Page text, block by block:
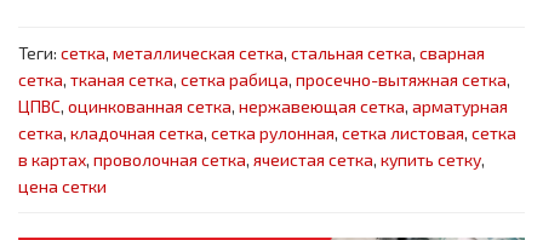
Теги: сетка, металлическая сетка, стальная сетка, сварная
сетка, тканая сетка, сетка рабица, просечно-вытяжная сетка,
ЦПВС, оцинкованная сетка, нержавеющая сетка, арматурная
сетка, кладочная сетка, сетка рулонная, сетка листовая, сетка
в картах, проволочная сетка, ячеистая сетка, купить сетку,
цена сетки